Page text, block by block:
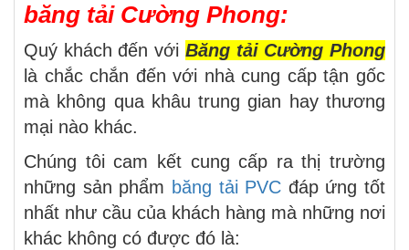
băng tải Cường Phong:
Quý khách đến với Băng tải Cường Phong
là chắc chắn đến với nhà cung cấp tận gốc
mà không qua khâu trung gian hay thương
mại nào khác.
Chúng tôi cam kết cung cấp ra thị trường
những sản phẩm băng tải PVC đáp ứng tốt
nhất như cầu của khách hàng mà những nơi
khác không có được đó là: